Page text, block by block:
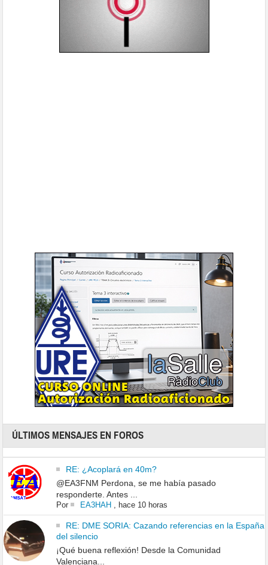
ÚLTIMOS MENSAJES EN FOROS
RE: ¿Acoplará en 40m?
@EA3FNM Perdona, se me había pasado
responderte. Antes ...
Por EA3HAH, hace 10 horas
RE: DME SORIA: Cazando referencias en la España
del silencio
¡Qué buena reflexión! Desde la Comunidad
Valenciana...